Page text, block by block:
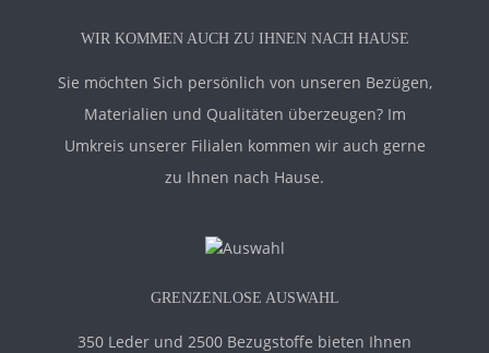
WIR KOMMEN AUCH ZU IHNEN NACH HAUSE
Sie möchten Sich persönlich von unseren Bezügen,
Materialien und Qualitäten überzeugen? Im
Umkreis unserer Filialen kommen wir auch gerne
zu Ihnen nach Hause.
GRENZENLOSE AUSWAHL
350 Leder und 2500 Bezugstoffe bieten Ihnen